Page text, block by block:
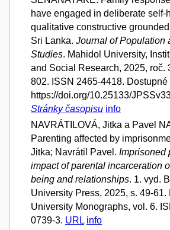
have engaged in deliberate self-
qualitative constructive
Sri Lanka. Journal of Population
Studies. Mahidol University,
and Social Research, 2025, roč.
802. ISSN 2465-4418. Dostupné
https://doi.org/10.25133/
Stránky časopisu info
NAVRÁTILOVÁ, Jitka a Pavel
Parenting affected by
Jitka; Navrátil Pavel. Imprisoned
impact of parental incarceration
being and relationships. 1. vyd.
University Press, 2025, s. 49-61.
University Monographs, vol. 6.
0739-3. URL info